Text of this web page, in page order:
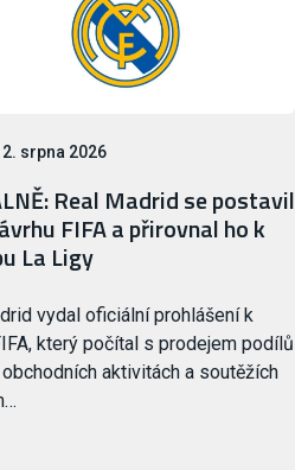
2. srpna 2026
Real Madrid se postavil
FIFA a přirovnal ho k
La Ligy
vydal oficiální prohlášení k
který počítal s prodejem podílů
aktivitách a soutěžích